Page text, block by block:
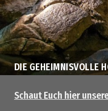
DIE GEHEIMNISVOLLE
Schaut Euch hier